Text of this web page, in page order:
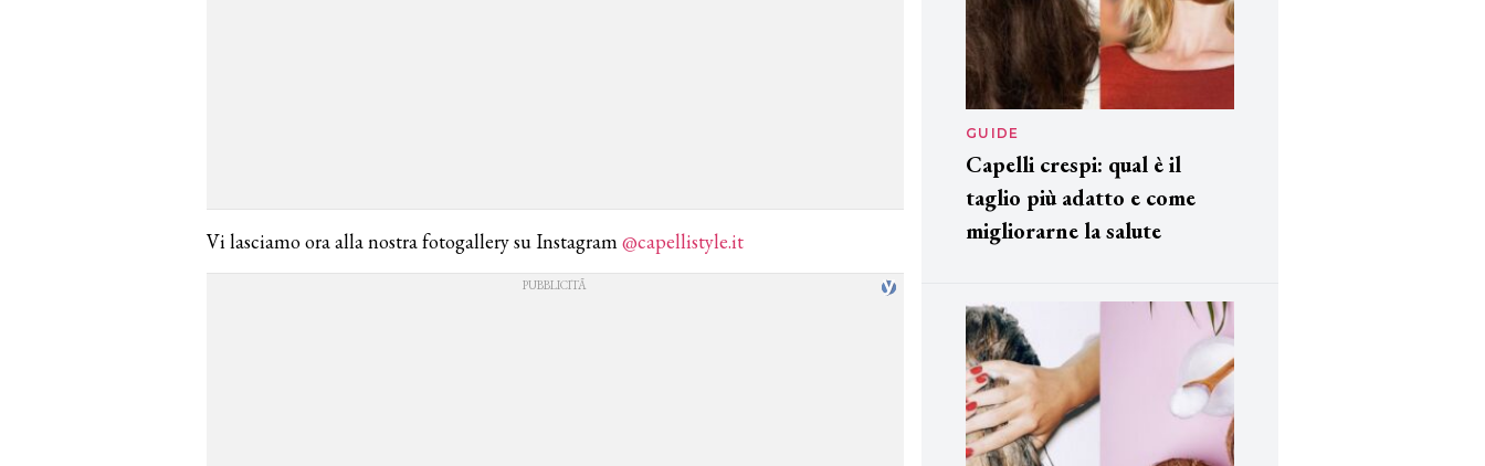
Vi lasciamo ora alla nostra fotogallery su Instagram @capellistyle.it
GUIDE
Capelli crespi: qual è il
taglio più adatto e come
migliorarne la salute